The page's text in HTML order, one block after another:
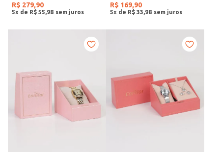
R$ 279,90
5x de R$ 55 98
R$ 169,90
5x de R$ 33 98